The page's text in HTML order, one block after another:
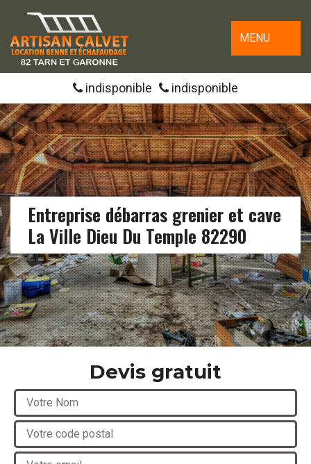
MENU
indisponible indisponible
Entreprise débarras grenier et cave
La Ville Dieu Du Temple 82290
Devis gratuit